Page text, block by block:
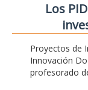
Los
Proyectos de
Innovación
profesorado